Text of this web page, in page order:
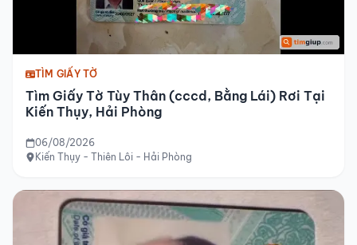
TÌM GIẤY TỜ
Tìm Giấy Tờ Tùy Thân (cccd, Bằng Lái) Rơi Tại
Kiến Thụy, Hải Phòng
06/08/2026
Kiến Thụy - Thiên Lôi - Hải Phòng